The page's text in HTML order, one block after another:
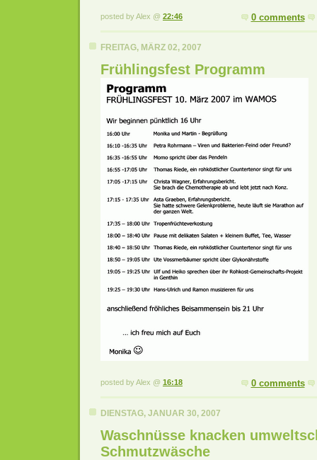
posted by Alex @ 22:46 0 comments
FREITAG, MÄRZ 02, 2007
Frühlingsfest Programm
posted by Alex @ 16:18 0 comments
DIENSTAG, JANUAR 30, 2007
Waschnüsse knacken
Schmutzwäsche